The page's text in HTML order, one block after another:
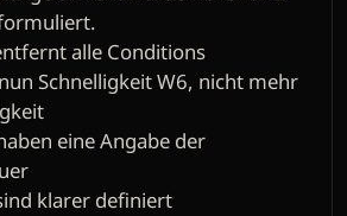
alle Conditions
Schnelligkeit W6, nicht mehr
eine Angabe der
klarer definiert